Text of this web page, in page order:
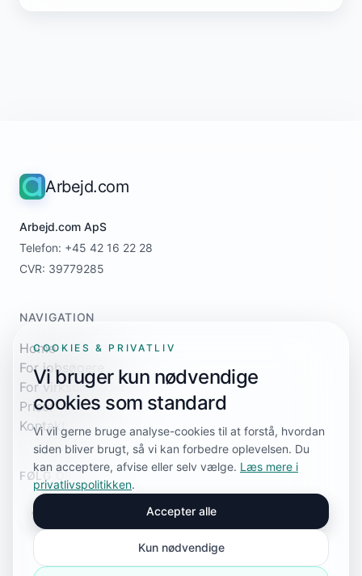
Arbejd.com
Arbejd.com ApS
Telefon: +45 42 16 22 28
CVR: 39779285
NAVIGATION
Home
For jobsøgere
For virksomheder
Priser
Kontakt
FØLG OS
COOKIES & PRIVATLIV
Vi bruger kun nødvendige
cookies som standard
Vi vil gerne bruge analyse-cookies til at forstå, hvordan
siden bliver brugt, så vi kan forbedre oplevelsen. Du
kan acceptere, afvise eller selv vælge. Læs mere i
privatlivspolitikken.
Accepter alle
Kun nødvendige